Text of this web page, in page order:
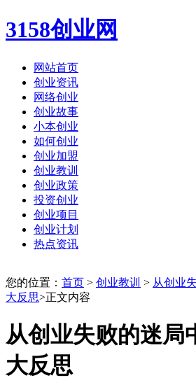
3158创业网
网站首页
创业资讯
网络创业
创业故事
小本创业
如何创业
创业加盟
创业教训
创业政策
投资创业
创业项目
创业计划
热点资讯
您的位置： 首页 > 创业教训 > 从创业
大反思>正文内容
从创业失败的迷局
大反思